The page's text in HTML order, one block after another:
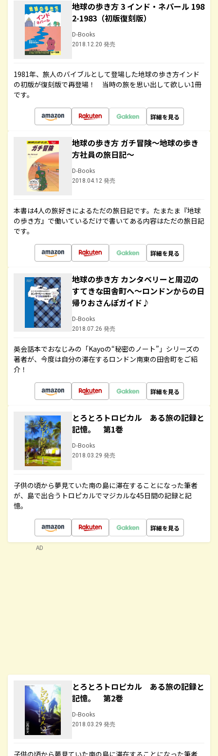
地球の歩き方 3 インド・ネパール 198
2-1983（初版復刻版）
D-Books
2018.12.20 発売
1981年、旅人のバイブルとして登場した地球の歩き方インド
の初版が復刻版で再登場！ 当時の旅を思い出して欲しい1冊
です。
詳細を見る
地球の歩き方 ガチ冒険～地球の歩き
方社員の旅日記～
D-Books
2018.04.12 発売
本書は4人の旅好きによるただの旅日記です。たまたま『地球
の歩き方』で働いているだけで書いてある内容はただの旅日記
です。
詳細を見る
地球の歩き方 カンタベリーと周辺の
すてきな田舎町へ～ロンドンからの日
帰りおさんぽガイド♪
D-Books
2018.07.26 発売
英会話本でおなじみの「Kayoの“秘密のノート”」シリーズの
著者が、今度は自分の滞在するロンドン南東の田舎町をご紹
介！
詳細を見る
とろとろトロピカル ある旅の記録と
記憶。 第1巻
D-Books
2018.03.29 発売
子供の頃から夢見ていた南の島に滞在することになった筆者
が、島で出合うトロピカルでマジカルな45日間の記録と記
憶。
詳細を見る
とろとろトロピカル ある旅の記録と
記憶。 第2巻
D-Books
2018.03.29 発売
子供の頃から夢見ていた南の島に滞在することになった筆者
AD